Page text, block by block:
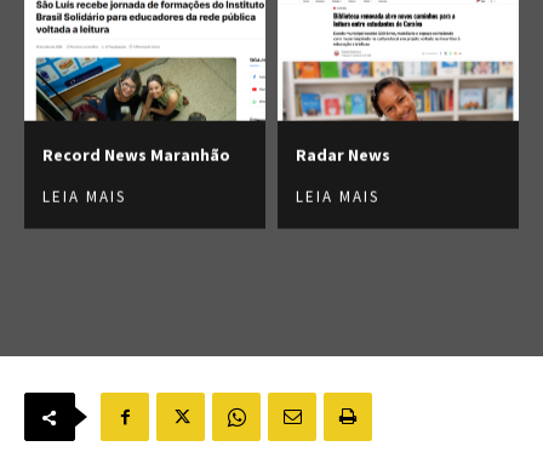
Record News Maranhão
LEIA MAIS
Radar News
LEIA MAIS